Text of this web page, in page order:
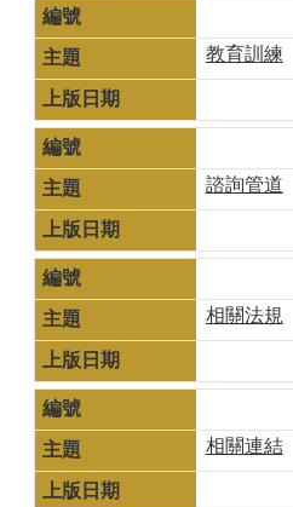
教育訓練
諮詢管道
相關法規
相關連結